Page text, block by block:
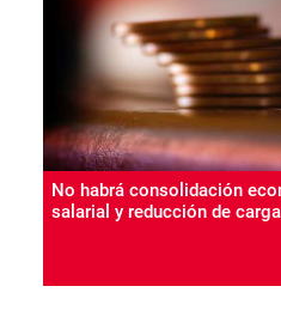
No habrá consolidación
salarial y reducción de